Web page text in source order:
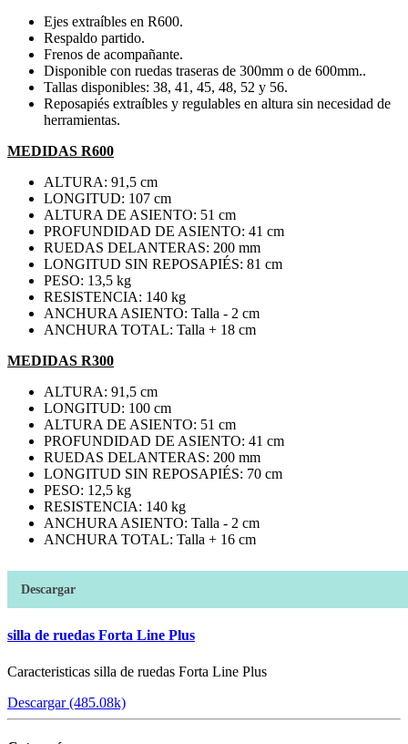
Ejes extraíbles en R600.
Respaldo partido.
Frenos de acompañante.
Disponible con ruedas traseras de 300mm o de 600mm..
Tallas disponibles: 38, 41, 45, 48, 52 y 56.
Reposapiés extraíbles y regulables en altura sin necesidad de
herramientas.
MEDIDAS R600
ALTURA: 91,5 cm
LONGITUD: 107 cm
ALTURA DE ASIENTO: 51 cm
PROFUNDIDAD DE ASIENTO: 41 cm
RUEDAS DELANTERAS: 200 mm
LONGITUD SIN REPOSAPIÉS: 81 cm
PESO: 13,5 kg
RESISTENCIA: 140 kg
ANCHURA ASIENTO: Talla - 2 cm
ANCHURA TOTAL: Talla + 18 cm
MEDIDAS R300
ALTURA: 91,5 cm
LONGITUD: 100 cm
ALTURA DE ASIENTO: 51 cm
PROFUNDIDAD DE ASIENTO: 41 cm
RUEDAS DELANTERAS: 200 mm
LONGITUD SIN REPOSAPIÉS: 70 cm
PESO: 12,5 kg
RESISTENCIA: 140 kg
ANCHURA ASIENTO: Talla - 2 cm
ANCHURA TOTAL: Talla + 16 cm
Descargar
silla de ruedas Forta Line Plus
Caracteristicas silla de ruedas Forta Line Plus
Descargar (485.08k)